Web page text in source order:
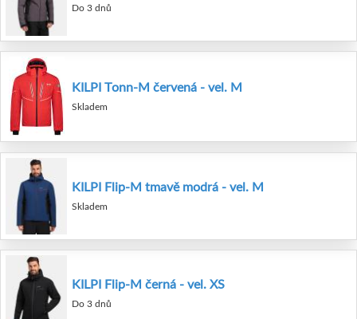
Do 3 dnů
KILPI Tonn-M červená - vel. M
Skladem
KILPI Flip-M tmavě modrá - vel. M
Skladem
KILPI Flip-M černá - vel. XS
Do 3 dnů